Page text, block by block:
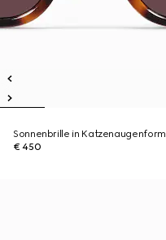
Sonnenbrille in Katzenaugenform
€ 450